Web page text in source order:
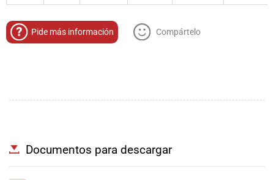
Pide más información Compártelo
Documentos para descargar